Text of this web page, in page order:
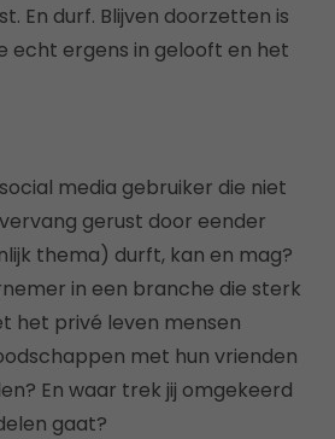
En durf. Blijven doorzetten is
echt ergens in gelooft en het
media gebruiker die niet
gerust door eender
thema) durft, kan en mag?
in een branche die sterk
het privé leven mensen
met hun vrienden
En waar trek jij omgekeerd
gaat?